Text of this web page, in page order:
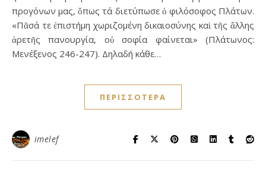
προγόνων μας, ὅπως τά διετύπωσε ὁ φιλόσοφος Πλάτων.
«Πᾶσά τε ἐπιστήμη χωριζομένη δικαιοσύνης καὶ τῆς ἄλλης
ἀρετῆς πανουργία, οὐ σοφία φαίνεται» (Πλάτωνος:
Μενέξενος 246-247). Δηλαδή κάθε…
ΠΕΡΙΣΣΌΤΕΡΑ
imelef